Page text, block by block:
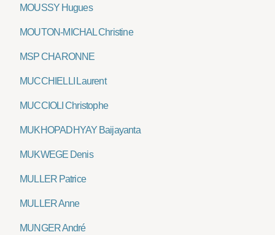
MOUSSY Hugues
MOUTON-MICHAL Christine
MSP CHARONNE
MUCCHIELLI Laurent
MUCCIOLI Christophe
MUKHOPADHYAY Baijayanta
MUKWEGE Denis
MULLER Patrice
MULLER Anne
MUNGER André